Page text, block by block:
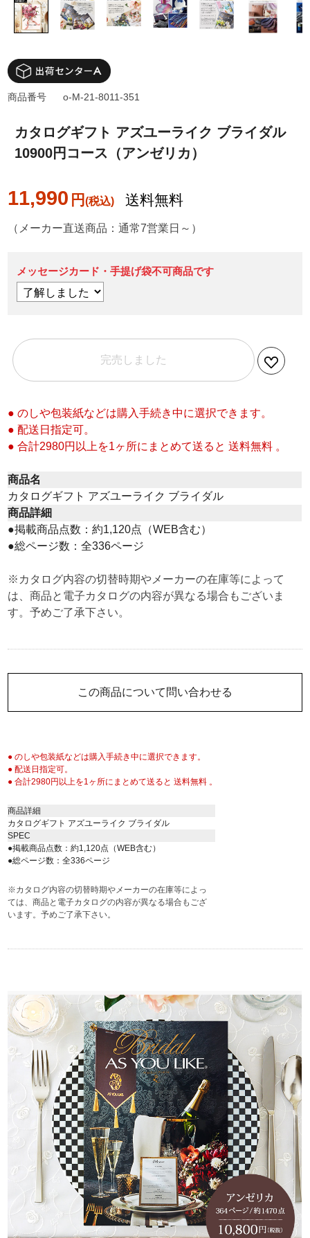
カタログギフト アズユーライク ブライダル
10900円コース（アンゼリカ）
11,990 円 送料無料
商品番号 o-M-21-8011-351
（メーカー直送商品：通常7営業日～）
メッセージカード・手提げ袋不可商品です
完売しました
この商品について問い合わせる
● のしや包装紙などは購入手続き中に選択できます。
● 配送日指定可。
● 合計2980円以上を1ヶ所にまとめて送ると 送料無料 。
商品詳細
カタログギフト アズユーライク ブライダル
SPEC
●掲載商品点数：約1,120点（WEB含む）
●総ページ数：全336ページ
※カタログ内容の切替時期やメーカーの在庫等によっ
ては、商品と電子カタログの内容が異なる場合もござ
います。予めご了承下さい。
● のしや包装紙などは購入手続き中に選択できます。
● 配送日指定可。
● 合計2980円以上を1ヶ所にまとめて送ると 送料無料 。
商品名
カタログギフト アズユーライク ブライダル
商品詳細
●掲載商品点数：約1,120点（WEB含む）
●総ページ数：全336ページ
※カタログ内容の切替時期やメーカーの在庫等によって
は、商品と電子カタログの内容が異なる場合もございま
す。予めご了承下さい。